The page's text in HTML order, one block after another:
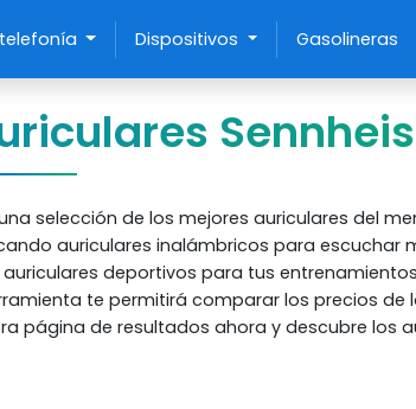
Dispositivos Gasolineras
selección de los mejores auriculares del
auriculares inalámbricos para escuchar
deportivos para tus
te permitirá comparar los precios de
página de resultados ahora y descubre los